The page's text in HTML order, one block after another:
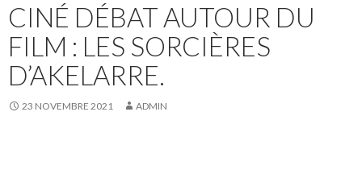
CINÉ DÉBAT AUTOUR DU
FILM : LES SORCIÈRES
D’AKELARRE.
23 NOVEMBRE 2021 ADMIN